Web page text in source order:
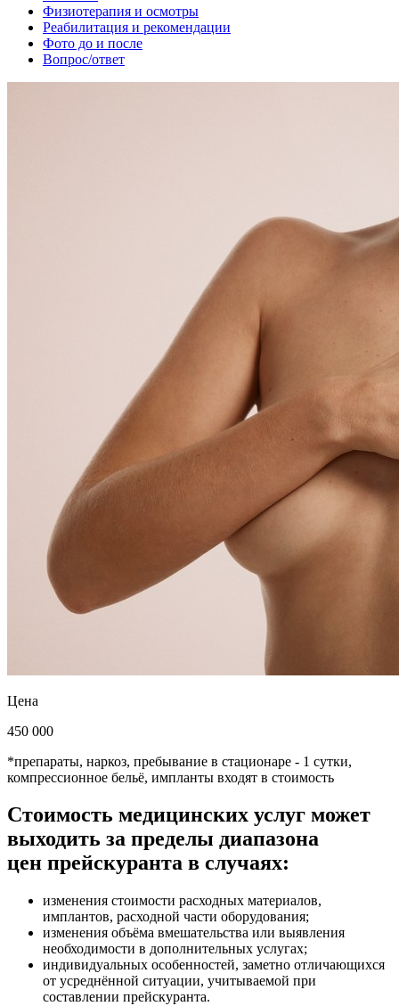
Физиотерапия и осмотры
Реабилитация и рекомендации
Фото до и после
Вопрос/ответ
Цена
450 000
*препараты, наркоз, пребывание в стационаре - 1 сутки,
компрессионное бельё, импланты входят в стоимость
Стоимость медицинских услуг может
выходить за пределы диапазона
цен прейскуранта в случаях:
изменения стоимости расходных материалов,
имплантов, расходной части оборудования;
изменения объёма вмешательства или выявления
необходимости в дополнительных услугах;
индивидуальных особенностей, заметно отличающихся
от усреднённой ситуации, учитываемой при
составлении прейскуранта.